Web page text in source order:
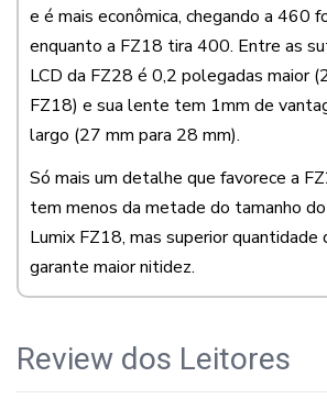
e é mais econômica, chegando a 460
enquanto a FZ18 tira 400. Entre as
LCD da FZ28 é 0,2 polegadas maior
FZ18) e sua lente tem 1mm de
largo (27 mm para 28 mm).
Só mais um detalhe que favorece a
tem menos da metade do tamanho
Lumix FZ18, mas superior quantidade
garante maior nitidez.
Review dos Leitores